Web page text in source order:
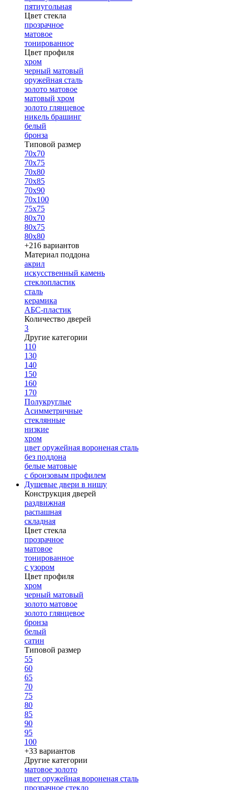
пятиугольная
Цвет стекла
прозрачное
матовое
тонированное
Цвет профиля
хром
черный матовый
оружейная сталь
золото матовое
матовый хром
золото глянцевое
никель брашинг
белый
бронза
Типовой размер
70х70
70х75
70х80
70х85
70х90
70х100
75х75
80х70
80х75
80х80
+216 вариантов
Материал поддона
акрил
искусственный камень
стеклопластик
сталь
керамика
АБС-пластик
Количество дверей
3
Другие категории
110
130
140
150
160
170
Полукруглые
Асимметричные
стеклянные
низкие
хром
цвет оружейная вороненая сталь
без поддона
белые матовые
с бронзовым профилем
Душевые двери в нишу
Конструкция дверей
раздвижная
распашная
складная
Цвет стекла
прозрачное
матовое
тонированное
с узором
Цвет профиля
хром
черный матовый
золото матовое
золото глянцевое
бронза
белый
сатин
Типовой размер
55
60
65
70
75
80
85
90
95
100
+33 вариантов
Другие категории
матовое золото
цвет оружейная вороненая сталь
прозрачное стекло